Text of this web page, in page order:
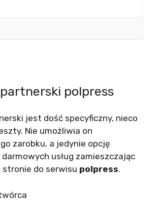
polpress
jest dość specyficzny, nieco
Nie umożliwia on
zarobku, a jedynie opcję
usług zamieszczając
stronie do serwisu polpress.